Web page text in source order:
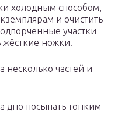
холодным способом,
и очистить
участки
жёсткие ножки.
частей и
дно посыпать тонким